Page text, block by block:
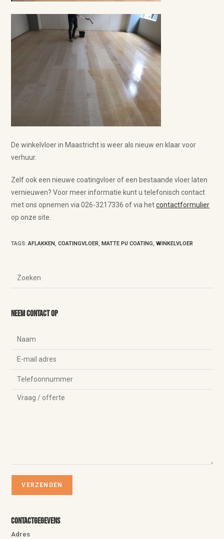
De winkelvloer in Maastricht is weer als nieuw en klaar voor
verhuur.
Zelf ook een nieuwe coatingvloer of een bestaande vloer laten
vernieuwen? Voor meer informatie kunt u telefonisch contact
met ons opnemen via 026-3217336 of via hetcontactformulier
op onze site.
TAGS:AFLAKKEN, COATINGVLOER, MATTE PU COATING, WINKELVLOER
Neem contact op
Contactgegevens
Adres